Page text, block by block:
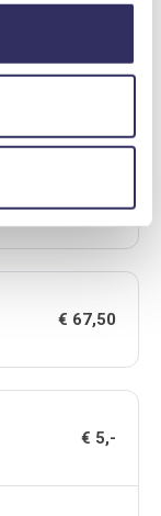
€ 2,20
€ 67,50
€ 5,-